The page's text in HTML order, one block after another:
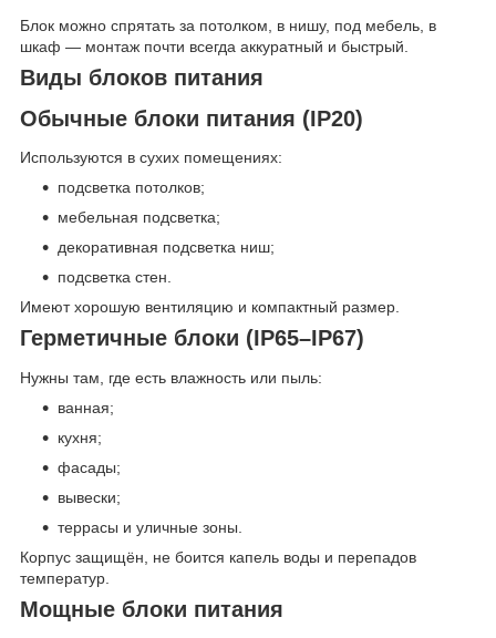
Блок можно спрятать за потолком, в нишу, под мебель, в
шкаф — монтаж почти всегда аккуратный и быстрый.
Виды блоков питания
Обычные блоки питания (IP20)
Используются в сухих помещениях:
подсветка потолков;
мебельная подсветка;
декоративная подсветка ниш;
подсветка стен.
Имеют хорошую вентиляцию и компактный размер.
Герметичные блоки (IP65–IP67)
Нужны там, где есть влажность или пыль:
ванная;
кухня;
фасады;
вывески;
террасы и уличные зоны.
Корпус защищён, не боится капель воды и перепадов
температур.
Мощные блоки питания